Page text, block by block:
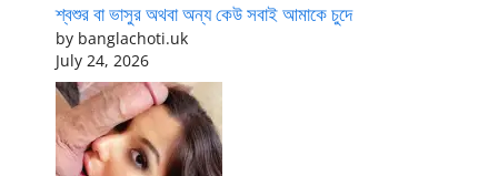
শ্বশুর বা ভাসুর অথবা অন্য কেউ সবাই আমাকে চুদে
by banglachoti.uk
July 24, 2026